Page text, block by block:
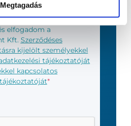
Megtagadás
elfogadom a
Kft. Szerződéses
kijelölt személyekkel
tájékoztatóját
kapcsolatos
*